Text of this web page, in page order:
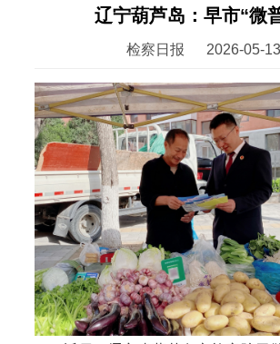
辽宁葫芦岛：早市“微
检察日报 2026-05-13